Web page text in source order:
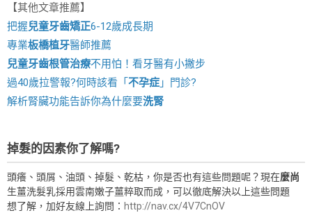
【其他文章推薦】
把握兒童牙齒矯正6-12歲成長期
專業板橋植牙醫師推薦
兒童牙齒根管治療不用怕！看牙醫有小撇步
過40歲拉警報?何時該看「 不孕症 」門診?
解析腎臟功能告訴你為什麼要洗腎
掉髮的因素你了解嗎?
頭癢、頭屑、油頭、掉髮、乾枯，你是否也有這些問題呢？現在麼尚
生薑洗髮乳採用雲南嫩子薑粹取而成，可以徹底解決以上這些問題
想了解，加好友線上詢問： http://nav.cx/4V7CnOV